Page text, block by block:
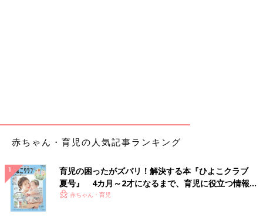
赤ちゃん・育児の人気記事ランキング
育児の困ったがズバリ！解決する本『ひよこクラブ
夏号』 4カ月～2才になるまで、育児に役立つ情報が
いっぱい！
赤ちゃん・育児